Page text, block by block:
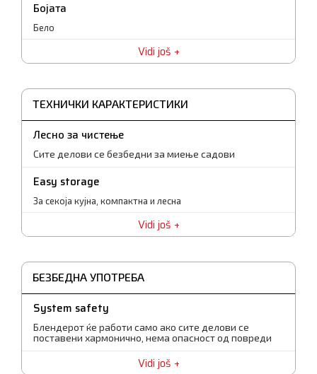
Бојата
Бело
Гаранција
25 месеци
Vidi još
ТЕХНИЧКИ КАРАКТЕРИСТИКИ
Лесно за чистење
Сите делови се безбедни за миење садови
Easy storage
За секоја кујна, компактна и лесна
Стап за мешање
пластика, одвојлива
Vidi još
БЕЗБЕДНА УПОТРЕБА
System safety
Блендерот ќе работи само ако сите делови се
поставени хармонично, нема опасност од повреди
Vidi još